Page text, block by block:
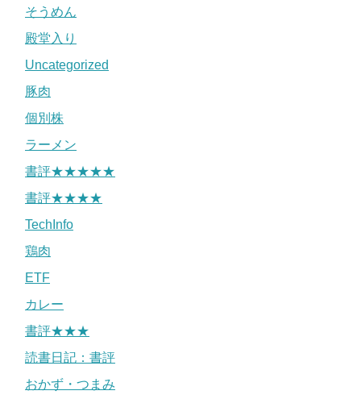
そうめん
殿堂入り
Uncategorized
豚肉
個別株
ラーメン
書評★★★★★
書評★★★★
TechInfo
鶏肉
ETF
カレー
書評★★★
読書日記：書評
おかず・つまみ